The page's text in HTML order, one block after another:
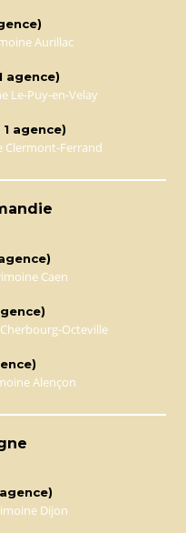
Aurillac
agence)
Le-Puy-en-Velay
agence)
Clermont-Ferrand
Caen
Octeville
Alençon
Dijon